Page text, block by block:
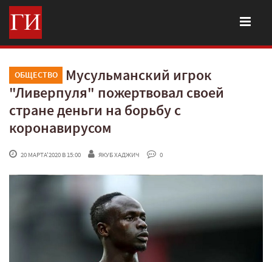
ОБЩЕСТВО
Мусульманский игрок
"Ливерпуля" пожертвовал своей
стране деньги на борьбу с
коронавирусом
20 МАРТА'2020 В 15:00 ЯКУБ ХАДЖИЧ 0